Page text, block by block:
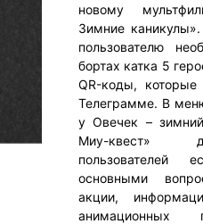
новому
Зимние
пользователю
бортах катка 5
QR-коды, которые
Телеграмме. В
у Овечек –
Миу-квест»
пользователей
основными
акции,
анимационных